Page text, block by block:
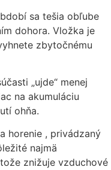
sa tešia obľube
dohora. Vložka je
zbytočnému
„ujde“ menej
na akumuláciu
ohňa.
horenie , privádzaný
najmä
znižuje vzduchové